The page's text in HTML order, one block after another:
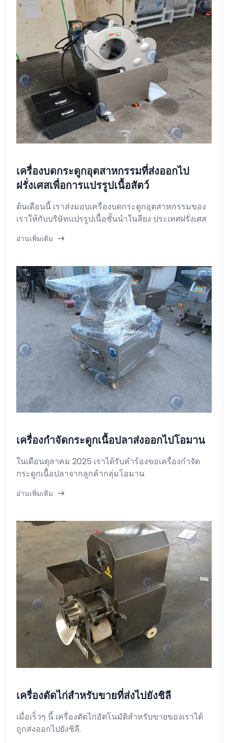
เครื่องบดกระดูกอุตสาหกรรมที่ส่งออกไป
ฝรั่งเศสเพื่อการแปรรูปเนื้อสัตว์
ต้นเดือนนี้ เราส่งมอบเครื่องบดกระดูกอุตสาหกรรมของ
เราให้กับบริษัทแปรรูปเนื้อชั้นนำในลียง ประเทศฝรั่งเศส
อ่านเพิ่มเติม
เครื่องกำจัดกระดูกเนื้อปลาส่งออกไปโอมาน
ในเดือนตุลาคม 2025 เราได้รับคำร้องขอเครื่องกำจัด
กระดูกเนื้อปลาจากลูกค้ากลุ่มโอมาน
อ่านเพิ่มเติม
เครื่องตัดไก่สำหรับขายที่ส่งไปยังชิลี
เมื่อเร็วๆ นี้ เครื่องตัดไก่อัตโนมัติสำหรับขายของเราได้
ถูกส่งออกไปยังชิลี.